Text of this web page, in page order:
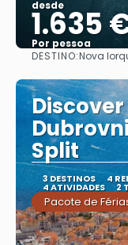
desde
1.635
Por pessoa
DESTINO:Nova
Split
3 DESTINOS 4
4 ATIVIDADES 2
Pacote de